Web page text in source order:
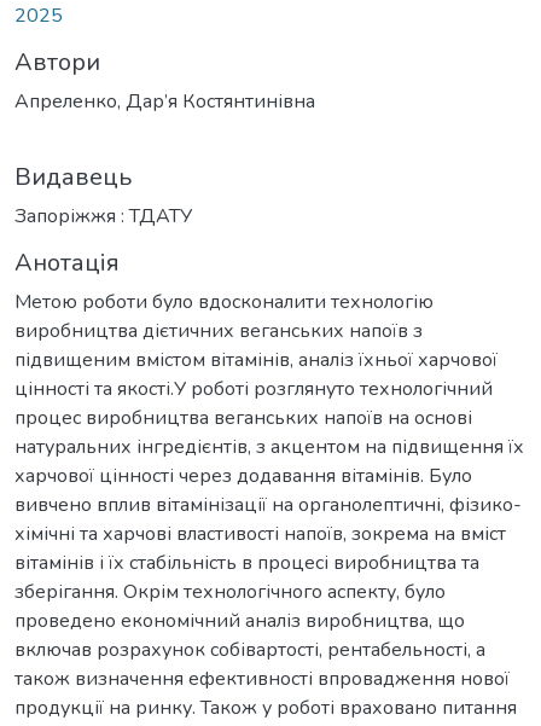
2025
Автори
Апреленко, Дар’я Костянтинівна
Видавець
Запоріжжя : ТДАТУ
Анотація
Метою роботи було вдосконалити технологію
виробництва дієтичних веганських напоїв з
підвищеним вмістом вітамінів, аналіз їхньої харчової
цінності та якості.У роботі розглянуто технологічний
процес виробництва веганських напоїв на основі
натуральних інгредієнтів, з акцентом на підвищення їх
харчової цінності через додавання вітамінів. Було
вивчено вплив вітамінізації на органолептичні, фізико-
хімічні та харчові властивості напоїв, зокрема на вміст
вітамінів і їх стабільність в процесі виробництва та
зберігання. Окрім технологічного аспекту, було
проведено економічний аналіз виробництва, що
включав розрахунок собівартості, рентабельності, а
також визначення ефективності впровадження нової
продукції на ринку. Також у роботі враховано питання